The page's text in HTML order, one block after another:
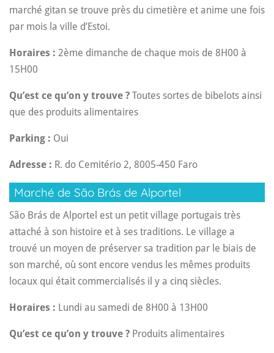
marché gitan se trouve près du cimetière et anime une fois
par mois la ville d’Estoi.
Horaires : 2ème dimanche de chaque mois de 8H00 à
15H00
Qu’est ce qu’on y trouve ? Toutes sortes de bibelots ainsi
que des produits alimentaires
Parking : Oui
Adresse : R. do Cemitério 2, 8005-450 Faro
Marché de São Brás de Alportel
São Brás de Alportel est un petit village portugais très
attaché à son histoire et à ses traditions. Le village a
trouvé un moyen de préserver sa tradition par le biais de
son marché, où sont encore vendus les mêmes produits
locaux qui était commercialisés il y a cinq siècles.
Horaires : Lundi au samedi de 8H00 à 13H00
Qu’est ce qu’on y trouve ? Produits alimentaires